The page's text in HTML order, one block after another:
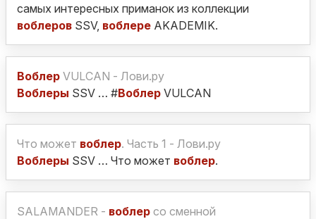
самых интересных приманок из коллекции
воблеров SSV, воблере AKADEMIK.
Воблер VULCAN - Лови.ру
Воблеры SSV … #Воблер VULCAN
Что может воблер. Часть 1 - Лови.ру
Воблеры SSV … Что может воблер.
SALAMANDER - воблер со сменной